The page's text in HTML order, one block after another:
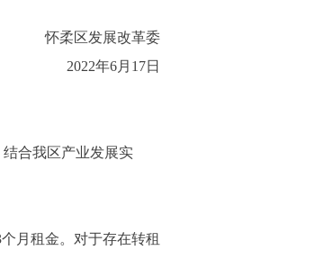
怀柔区发展改革委
2022年6月17日
合我区产业发展实
月租金。对于存在转租